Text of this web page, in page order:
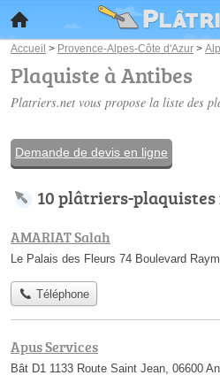
Accueil > Provence-Alpes-Côte d'Azur >
Plaquiste à Antibes
Platriers.net vous propose la liste des
Demande de devis en ligne
10 plâtriers-plaquistes
AMARIAT Salah
Le Palais des Fleurs 74 Boulevard
Téléphone
Apus Services
Bât D1 1133 Route Saint Jean, 06600